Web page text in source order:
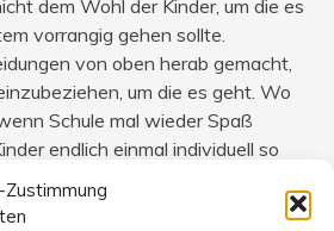
Zustimmung
dem Wohl der Kinder, um die es
vorrangig gehen sollte.
von oben herab gemacht,
um die es geht. Wo
Schule mal wieder Spaß
endlich einmal individuell so
ist.